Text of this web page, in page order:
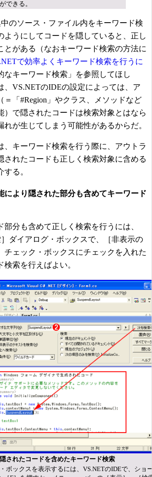
できる。
のソース・ファイル内をキーワード検
ようにしてコードを隠していると、正し
とがある（なおキーワード検索の方法に
で効率よくキーワード検索を行うに
なキーワード検索」を参照してほし
、VS.NETのIDEの設定によっては、ア
＝「#Region」やクラス、メソッドなど
）で隠されたコードは検索対象とはなら
れが生じてしまう可能性があるからだ。
キーワード検索を行う際に、アウトラ
されたコードも正しく検索対象に含める
る。
により隠された部分も含めてキーワード
分も含めて正しく検索を行うには、
ダイアログ・ボックスで、［非表示の
チェック・ボックスにチェックを入れた
検索を行えばよい。
されたコードを含めたキーワード検索
ボックスを表示するには、VS.NETのIDEで、ショ